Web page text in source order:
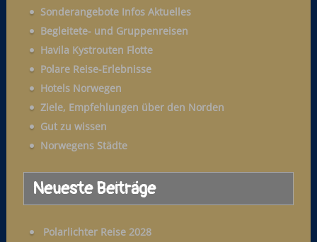
Sonderangebote Infos Aktuelles
Begleitete- und Gruppenreisen
Havila Kystrouten Flotte
Polare Reise-Erlebnisse
Hotels Norwegen
Ziele, Empfehlungen über den Norden
Gut zu wissen
Norwegens Städte
Neueste Beiträge
Polarlichter Reise 2028